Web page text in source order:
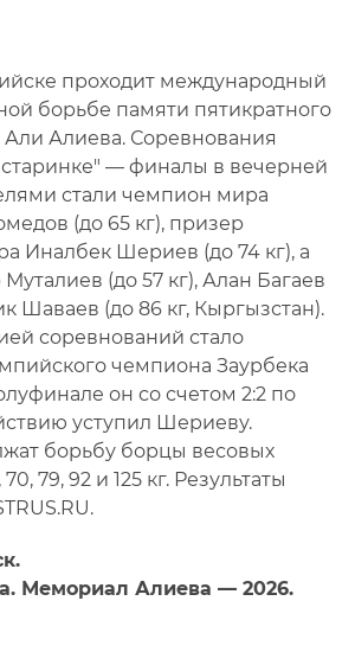
проходит международный
борьбе памяти пятикратного
Алиева. Соревнования
— финалы в вечерней
стали чемпион мира
(до 65 кг), призер
Иналбек Шериев (до 74 кг), а
(до 57 кг), Алан Багаев
Шаваев (до 86 кг, Кыргызстан).
соревнований стало
чемпиона Заурбека
он со счетом 2:2 по
уступил Шериеву.
борьбу борцы весовых
79, 92 и 125 кг. Результаты
Мемориал Алиева — 2026.